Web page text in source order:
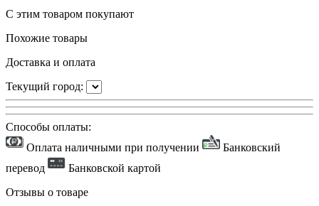
С этим товаром покупают
Похожие товары
Доставка и оплата
Текущий город:
Способы оплаты:
Оплата наличными при получении
Банковский
перевод
Банковской картой
Отзывы о товаре